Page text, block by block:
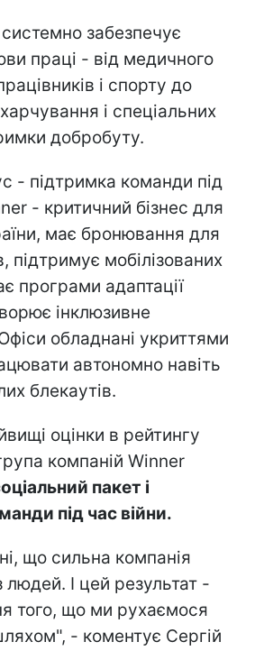
забезпечує
праці - від медичного
і спорту до
і спеціальних
добробуту.
- підтримка команди під
- критичний бізнес для
має бронювання для
підтримує мобілізованих
програми адаптації
інклюзивне
обладнані укриттями
автономно навіть
блекаутів.
оцінки в рейтингу
компаній Winner
пакет і
під час війни.
що сильна компанія
людей. І цей результат -
того, що ми рухаємося
- коментує Сергій